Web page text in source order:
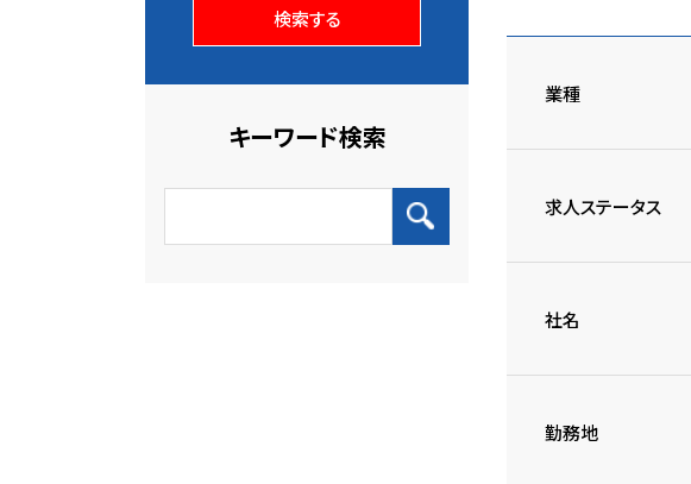
検索する
キーワード検索
業種
求人ステータス
社名
勤務地